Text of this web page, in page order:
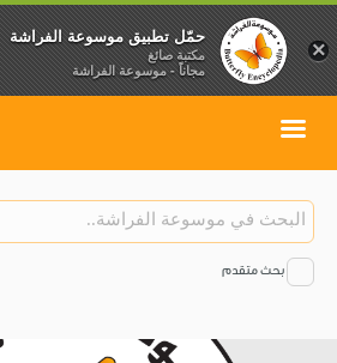
بحث متقدم
×
حمّل تطبيق موسوعة الفراشة
مكتبة صائغ
مجاناً - موسوعة الفراشة